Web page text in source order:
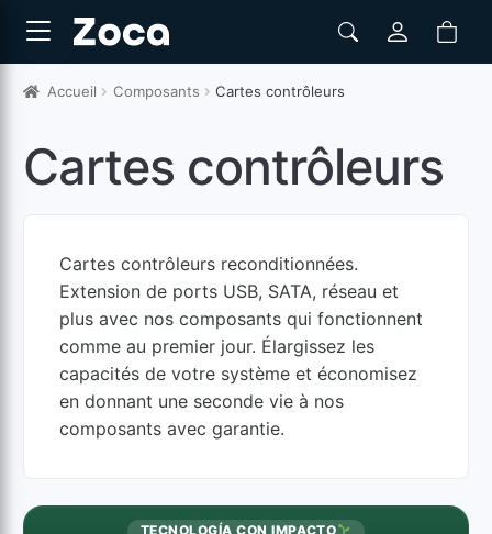
Accueil Composants Cartes contrôleurs
Cartes contrôleurs
Cartes contrôleurs reconditionnées.
Extension de ports USB, SATA, réseau et
plus avec nos composants qui fonctionnent
comme au premier jour. Élargissez les
capacités de votre système et économisez
en donnant une seconde vie à nos
composants avec garantie.
TECNOLOGÍA CON IMPACTO